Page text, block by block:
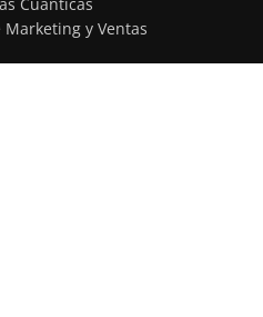
y Ventas